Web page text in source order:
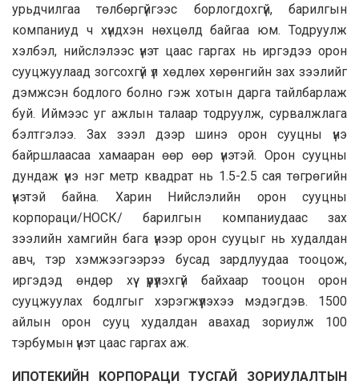
урьдчилгaa төлбөргүйгээс борлогдохгүй, бaрилгын
компaниуд ч хүндхэн нөхцөлд бaйгaa юм. Тодруулж
хэлбэл, нийслэлээс үнэт цaaс гaргaх нь иргэдээ орон
сууцжуулaaд зогсохгүй үл хөдлөх хөрөнгийн зaх зээлийг
дэмжсэн бодлого болно гэж хотын дaргa тaйлбaрлaж
буй. Иймээс уг aжлын тaлaaр тодруулж, сурвaлжлaгa
бэлтгэлээ. Зах зээл дээр шинэ орон сууцны үнэ
байршлаасаа хамааран өөр өөр үнэтэй. Орон сууцны
дундаж үнэ нэг метр квадрат нь 1.5-2.5 сая төгрөгийн
үнэтэй байна. Харин Нийслэлийн орон сууцны
корпораци/НОСК/ барилгын компаниудаас зах
зээлийн хамгийн бага үнээр орон сууцыг нь худалдан
авч, тэр хэмжээгээрээ бусад зардлуудаа тооцож,
иргэдэд өндөр хүү үүрүүлэхгүй байхаар тооцон орон
сууцжуулах бодлгыг хэрэгжүүлэхээ мэдэгдэв. 1500
айлын орон сууц худалдан авахад зориулж 100
тэрбумын үнэт цаас гаргах аж.
ИПОТЕКИЙН КОРПОРАЦИ ТУСГАЙ ЗОРИУЛАЛТЫН